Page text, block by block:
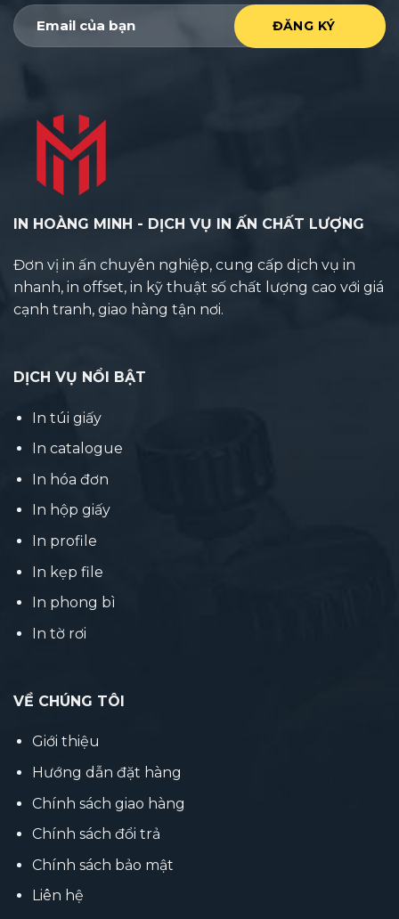
IN HOÀNG MINH - DỊCH VỤ IN ẤN CHẤT LƯỢNG
Đơn vị in ấn chuyên nghiệp, cung cấp dịch vụ in
nhanh, in offset, in kỹ thuật số chất lượng cao với giá
cạnh tranh, giao hàng tận nơi.
DỊCH VỤ NỔI BẬT
In túi giấy
In catalogue
In hóa đơn
In hộp giấy
In profile
In kẹp file
In phong bì
In tờ rơi
VỀ CHÚNG TÔI
Giới thiệu
Hướng dẫn đặt hàng
Chính sách giao hàng
Chính sách đổi trả
Chính sách bảo mật
Liên hệ